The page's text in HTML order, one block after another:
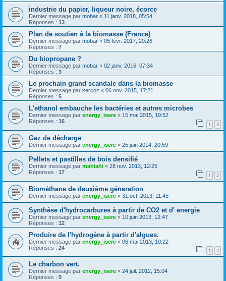
industrie du papier, liqueur noire, écorce
Dernier message par mobar « 11 janv. 2018, 05:54
Réponses : 13
Plan de soutien à la biomasse (France)
Dernier message par mobar « 05 févr. 2017, 20:26
Réponses : 7
Du biopropane ?
Dernier message par mobar « 02 janv. 2016, 07:34
Réponses : 3
Le prochain grand scandale dans la biomasse
Dernier message par kercoz « 06 nov. 2015, 17:21
Réponses : 5
L'ethanol embauche les bactéries et autres microbes
Dernier message par energy_isere « 15 mai 2015, 19:52
Réponses : 16 1 2
Gaz de décharge
Dernier message par energy_isere « 25 juin 2014, 20:59
Pellets et pastilles de bois densifié
Dernier message par mahiahi « 28 nov. 2013, 12:25
Réponses : 17 1 2
Biométhane de deuxiéme géneration
Dernier message par energy_isere « 31 oct. 2013, 11:45
Synthèse d'hydrocarbures à partir de CO2 et d' energie
Dernier message par energy_isere « 10 juin 2013, 12:47
Réponses : 12
Produire de l'hydrogène à partir d'algues.
Dernier message par energy_isere « 06 mai 2013, 10:22
Réponses : 24 1 2
Le charbon vert.
Dernier message par energy_isere « 24 juil. 2012, 15:04
Réponses : 9